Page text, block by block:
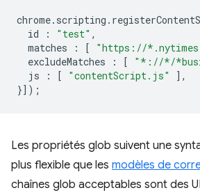
chrome. scripting .
id
: "test" ,
matches
: [ "https://
excludeMatches
: [ "*://*/
js
: [ "contentScript.js"
],
}]);
Les propriétés glob suivent une
plus flexible que les modèles de
chaînes glob acceptables sont des